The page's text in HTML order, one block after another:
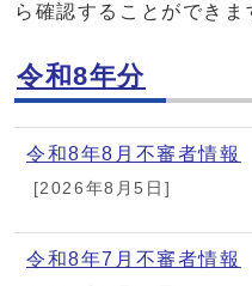
ら確認することができ
メインメニュー
令和8年分
令和8年8月不審者情報
[2026年8月5日]
令和8年7月不審者情報